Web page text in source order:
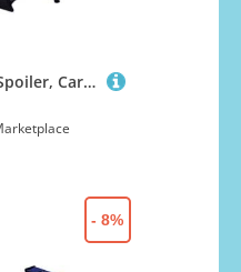
Blackslot Flexibler Spoiler, Carrera Zubehör für 124 Chevrolet Corvette C7.R, Carrera Bahn Zubehör, Tuning Kleinteil Ersatzteil
- 8%